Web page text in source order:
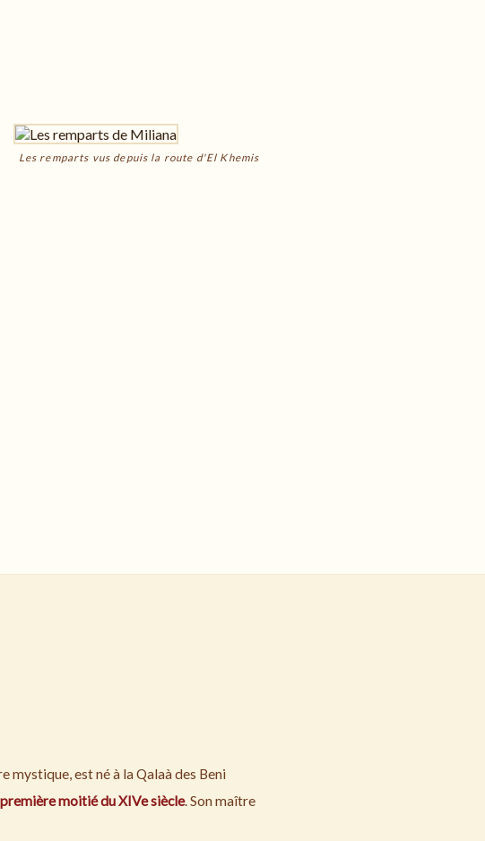
Les remparts vus depuis la route d'El Khemis
mystique, est né à la Qalaà des Beni
première moitié du XIVe siècle. Son maître